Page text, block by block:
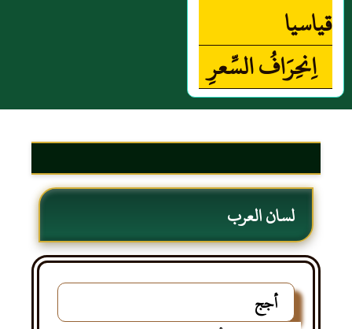
قياسيا
‏اِنحِرَافُ السِّعرِ‏
لسان العرب
أجج